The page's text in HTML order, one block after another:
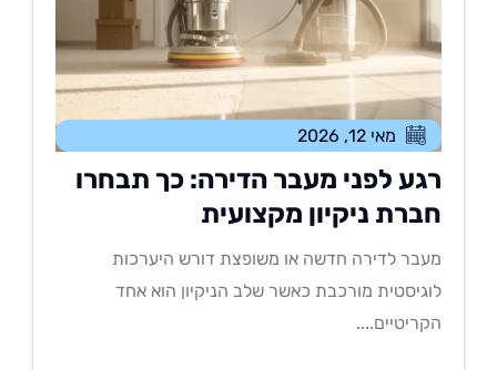
מאי 12, 2026
לפני מעבר הדירה: כך תבחרו
ניקיון מקצועית
לדירה חדשה או משופצת דורש היערכות
מורכבת כאשר שלב הניקיון הוא אחד